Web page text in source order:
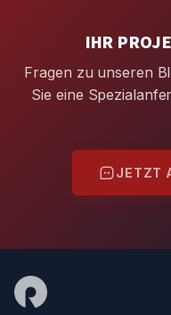
IHR
Fragen zu unseren
Sie eine
JETZT